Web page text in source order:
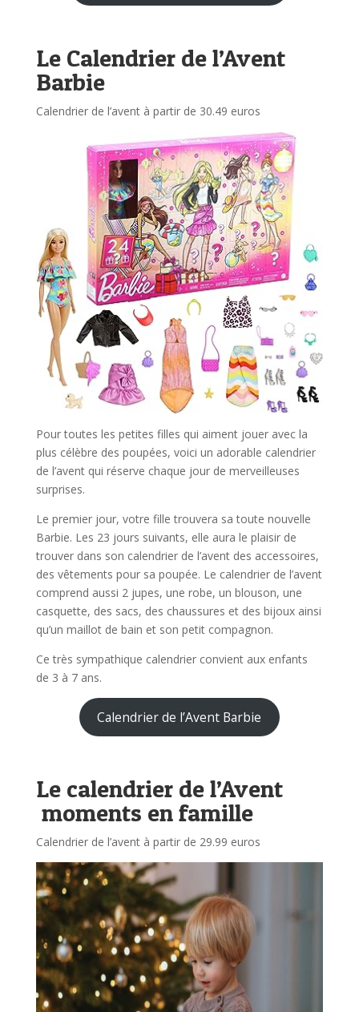
Le Calendrier de l’Avent
Barbie
Calendrier de l’avent à partir de 30.49 euros
Pour toutes les petites filles qui aiment jouer avec la
plus célèbre des poupées, voici un adorable calendrier
de l’avent qui réserve chaque jour de merveilleuses
surprises.
Le premier jour, votre fille trouvera sa toute nouvelle
Barbie. Les 23 jours suivants, elle aura le plaisir de
trouver dans son calendrier de l’avent des accessoires,
des vêtements pour sa poupée. Le calendrier de l’avent
comprend aussi 2 jupes, une robe, un blouson, une
casquette, des sacs, des chaussures et des bijoux ainsi
qu’un maillot de bain et son petit compagnon.
Ce très sympathique calendrier convient aux enfants
de 3 à 7 ans.
Calendrier de l’Avent Barbie
Le calendrier de l’Avent
moments en famille
Calendrier de l’avent à partir de 29.99 euros